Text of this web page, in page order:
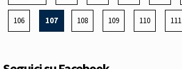
106 107 108 109 110 111